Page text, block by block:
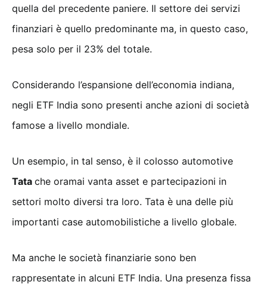
quella del precedente paniere. Il settore dei servizi
finanziari è quello predominante ma, in questo caso,
pesa solo per il 23% del totale.
Considerando l’espansione dell’economia indiana,
negli ETF India sono presenti anche azioni di società
famose a livello mondiale.
Un esempio, in tal senso, è il colosso automotive
Tata che oramai vanta asset e partecipazioni in
settori molto diversi tra loro. Tata è una delle più
importanti case automobilistiche a livello globale.
Ma anche le società finanziarie sono ben
rappresentate in alcuni ETF India. Una presenza fissa